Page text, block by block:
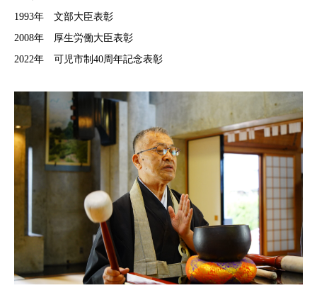
1993年 文部大臣表彰
2008年 厚生労働大臣表彰
2022年 可児市制40周年記念表彰